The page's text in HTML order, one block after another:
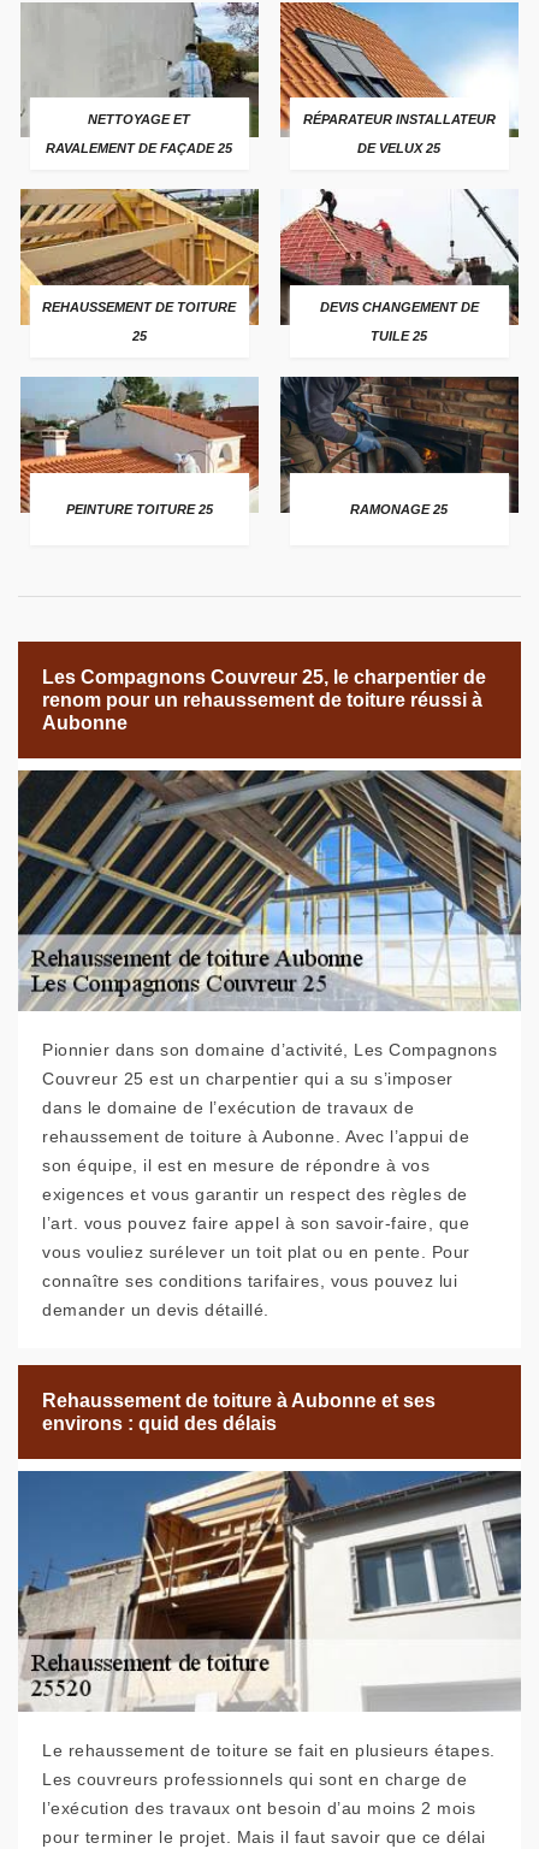
NETTOYAGE ET
RAVALEMENT DE FAÇADE 25
RÉPARATEUR INSTALLATEUR
DE VELUX 25
REHAUSSEMENT DE TOITURE
25
DEVIS CHANGEMENT DE
TUILE 25
PEINTURE TOITURE 25 RAMONAGE 25
Les Compagnons Couvreur 25, le charpentier de
renom pour un rehaussement de toiture réussi à
Aubonne
Pionnier dans son domaine d’activité, Les Compagnons
Couvreur 25 est un charpentier qui a su s’imposer
dans le domaine de l’exécution de travaux de
rehaussement de toiture à Aubonne. Avec l’appui de
son équipe, il est en mesure de répondre à vos
exigences et vous garantir un respect des règles de
l’art. vous pouvez faire appel à son savoir-faire, que
vous vouliez surélever un toit plat ou en pente. Pour
connaître ses conditions tarifaires, vous pouvez lui
demander un devis détaillé.
Rehaussement de toiture à Aubonne et ses
environs : quid des délais
Le rehaussement de toiture se fait en plusieurs étapes.
Les couvreurs professionnels qui sont en charge de
l’exécution des travaux ont besoin d’au moins 2 mois
pour terminer le projet. Mais il faut savoir que ce délai